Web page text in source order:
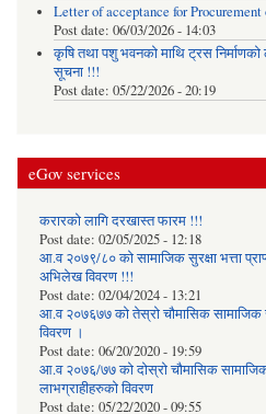
Letter of acceptance for
Post date: 06/03/2026 - 14:03
कृषि तथा पशु भवनको माथि ट्रस
सूचना !!!
Post date: 05/22/2026 - 20:19
eGov services
करारको लागि दरखास्त फारम !!!
Post date: 02/05/2025 - 12:18
आ.व २०७९/८० को सामाजिक सुरक्षा भत्ता
अभिलेख विवरण !!!
Post date: 02/04/2024 - 13:21
आ.व २०७६७७ को तेस्रो चौमासिक सामाजिक
विवरण ।
Post date: 06/20/2020 - 19:59
आ.व २०७६/७७ को दोस्रो चौमासिक सामाजिक
लाभग्राहीहरुको विवरण
Post date: 05/22/2020 - 09:55